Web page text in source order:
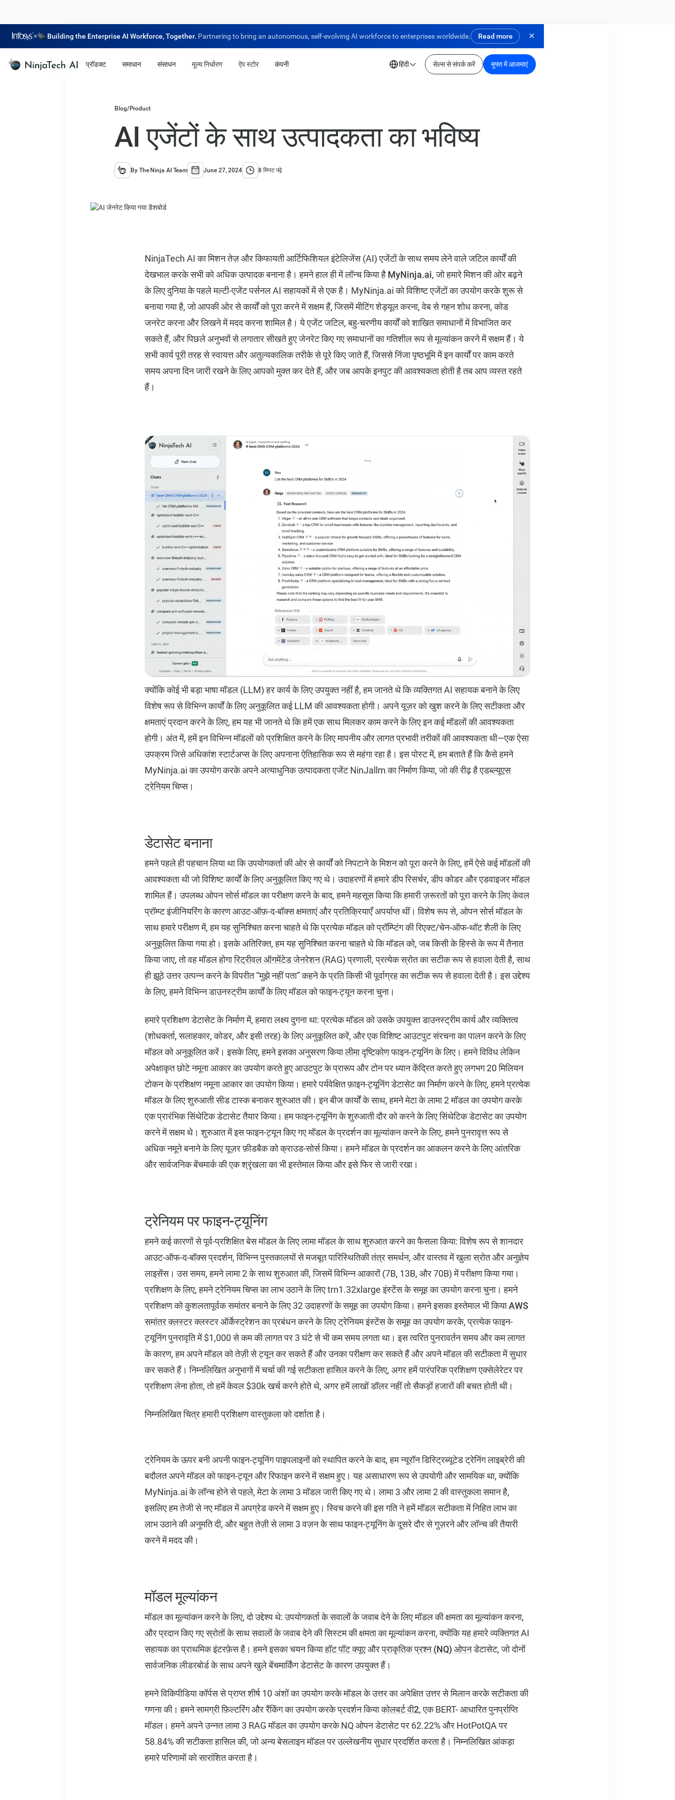
× Building the Enterprise AI Workforce, Together. Partnering to bring an autonomous, self-evolving AI workforce to enterprises worldwide. Read more ✕
प्रॉडक्ट समाधान संसाधन मूल्य निर्धारण ऐप स्टोर कंपनी हिंदी सेल्स से संपर्क करें मुफ्त में आजमाएं
Blog/Product
AI एजेंटों के साथ उत्पादकता का भविष्य
By The Ninja AI Team June 27, 2024 8 मिनट पढ़े
NinjaTech AI का मिशन तेज़ और किफायती आर्टिफिशियल इंटेलिजेंस (AI) एजेंटों के साथ समय लेने वाले जटिल कार्यों की
देखभाल करके सभी को अधिक उत्पादक बनाना है। हमने हाल ही में लॉन्च किया है MyNinja.ai, जो हमारे मिशन की ओर बढ़ने
के लिए दुनिया के पहले मल्टी-एजेंट पर्सनल AI सहायकों में से एक है। MyNinja.ai को विशिष्ट एजेंटों का उपयोग करके शुरू से
बनाया गया है, जो आपकी ओर से कार्यों को पूरा करने में सक्षम हैं, जिसमें मीटिंग शेड्यूल करना, वेब से गहन शोध करना, कोड
जनरेट करना और लिखने में मदद करना शामिल है। ये एजेंट जटिल, बहु-चरणीय कार्यों को शाखित समाधानों में विभाजित कर
सकते हैं, और पिछले अनुभवों से लगातार सीखते हुए जेनरेट किए गए समाधानों का गतिशील रूप से मूल्यांकन करने में सक्षम हैं। ये
सभी कार्य पूरी तरह से स्वायत्त और अतुल्यकालिक तरीके से पूरे किए जाते हैं, जिससे निंजा पृष्ठभूमि में इन कार्यों पर काम करते
समय अपना दिन जारी रखने के लिए आपको मुक्त कर देते हैं, और जब आपके इनपुट की आवश्यकता होती है तब आप व्यस्त रहते
हैं।
क्योंकि कोई भी बड़ा भाषा मॉडल (LLM) हर कार्य के लिए उपयुक्त नहीं है, हम जानते थे कि व्यक्तिगत AI सहायक बनाने के लिए
विशेष रूप से विभिन्न कार्यों के लिए अनुकूलित कई LLM की आवश्यकता होगी। अपने यूज़र को खुश करने के लिए सटीकता और
क्षमताएं प्रदान करने के लिए, हम यह भी जानते थे कि हमें एक साथ मिलकर काम करने के लिए इन कई मॉडलों की आवश्यकता
होगी। अंत में, हमें इन विभिन्न मॉडलों को प्रशिक्षित करने के लिए मापनीय और लागत प्रभावी तरीकों की आवश्यकता थी—एक ऐसा
उपक्रम जिसे अधिकांश स्टार्टअप्स के लिए अपनाना ऐतिहासिक रूप से महंगा रहा है। इस पोस्ट में, हम बताते हैं कि कैसे हमने
MyNinja.ai का उपयोग करके अपने अत्याधुनिक उत्पादकता एजेंट NinJallm का निर्माण किया, जो की रीढ़ हैएडब्ल्यूएस
ट्रेनियमचिप्स।
डेटासेट बनाना
हमने पहले ही पहचान लिया था कि उपयोगकर्ता की ओर से कार्यों को निपटाने के मिशन को पूरा करने के लिए, हमें ऐसे कई मॉडलों की
आवश्यकता थी जो विशिष्ट कार्यों के लिए अनुकूलित किए गए थे। उदाहरणों में हमारे डीप रिसर्चर, डीप कोडर और एडवाइजर मॉडल
शामिल हैं। उपलब्ध ओपन सोर्स मॉडल का परीक्षण करने के बाद, हमने महसूस किया कि हमारी ज़रूरतों को पूरा करने के लिए केवल
प्रॉम्प्ट इंजीनियरिंग के कारण आउट-ऑफ़-द-बॉक्स क्षमताएं और प्रतिक्रियाएँ अपर्याप्त थीं। विशेष रूप से, ओपन सोर्स मॉडल के
साथ हमारे परीक्षण में, हम यह सुनिश्चित करना चाहते थे कि प्रत्येक मॉडल को प्रॉम्प्टिंग की रिएक्ट/चेन-ऑफ-थॉट शैली के लिए
अनुकूलित किया गया हो। इसके अतिरिक्त, हम यह सुनिश्चित करना चाहते थे कि मॉडल को, जब किसी के हिस्से के रूप में तैनात
किया जाए, तो वह मॉडल होगारिट्रीवल ऑगमेंटेड जेनरेशन(RAG) प्रणाली, प्रत्येक स्रोत का सटीक रूप से हवाला देती है, साथ
ही झूठे उत्तर उत्पन्न करने के विपरीत “मुझे नहीं पता” कहने के प्रति किसी भी पूर्वाग्रह का सटीक रूप से हवाला देती है। इस उद्देश्य
के लिए, हमने विभिन्न डाउनस्ट्रीम कार्यों के लिए मॉडल को फाइन-ट्यून करना चुना।
हमारे प्रशिक्षण डेटासेट के निर्माण में, हमारा लक्ष्य दुगना था: प्रत्येक मॉडल को उसके उपयुक्त डाउनस्ट्रीम कार्य और व्यक्तित्व
(शोधकर्ता, सलाहकार, कोडर, और इसी तरह) के लिए अनुकूलित करें, और एक विशिष्ट आउटपुट संरचना का पालन करने के लिए
मॉडल को अनुकूलित करें। इसके लिए, हमने इसका अनुसरण कियालीमा दृष्टिकोणफाइन-ट्यूनिंग के लिए। हमने विविध लेकिन
अपेक्षाकृत छोटे नमूना आकार का उपयोग करते हुए आउटपुट के प्रारूप और टोन पर ध्यान केंद्रित करते हुए लगभग 20 मिलियन
टोकन के प्रशिक्षण नमूना आकार का उपयोग किया। हमारे पर्यवेक्षित फ़ाइन-ट्यूनिंग डेटासेट का निर्माण करने के लिए, हमने प्रत्येक
मॉडल के लिए शुरुआती सीड टास्क बनाकर शुरुआत की। इन बीज कार्यों के साथ, हमने मेटा के लामा 2 मॉडल का उपयोग करके
एक प्रारंभिक सिंथेटिक डेटासेट तैयार किया। हम फाइन-ट्यूनिंग के शुरुआती दौर को करने के लिए सिंथेटिक डेटासेट का उपयोग
करने में सक्षम थे। शुरुआत में इस फाइन-ट्यून किए गए मॉडल के प्रदर्शन का मूल्यांकन करने के लिए, हमने पुनरावृत्त रूप से
अधिक नमूने बनाने के लिए यूज़र फ़ीडबैक को क्राउड-सोर्स किया। हमने मॉडल के प्रदर्शन का आकलन करने के लिए आंतरिक
और सार्वजनिक बेंचमार्क की एक श्रृंखला का भी इस्तेमाल किया और इसे फिर से जारी रखा।
ट्रेनियम पर फाइन-ट्यूनिंग
हमने कई कारणों से पूर्व-प्रशिक्षित बेस मॉडल के लिए लामा मॉडल के साथ शुरुआत करने का फैसला किया: विशेष रूप से शानदार
आउट-ऑफ-द-बॉक्स प्रदर्शन, विभिन्न पुस्तकालयों से मजबूत पारिस्थितिकी तंत्र समर्थन, और वास्तव में खुला स्रोत और अनुज्ञेय
लाइसेंस। उस समय, हमने लामा 2 के साथ शुरुआत की, जिसमें विभिन्न आकारों (7B, 13B, और 70B) में परीक्षण किया गया।
प्रशिक्षण के लिए, हमने ट्रेनियम चिप्स का लाभ उठाने के लिए trn1.32xlarge इंस्टेंस के समूह का उपयोग करना चुना। हमने
प्रशिक्षण को कुशलतापूर्वक समांतर बनाने के लिए 32 उदाहरणों के समूह का उपयोग किया। हमने इसका इस्तेमाल भी कियाAWS
समांतर क्लस्टरक्लस्टर ऑर्केस्ट्रेशन का प्रबंधन करने के लिए ट्रेनियम इंस्टेंस के समूह का उपयोग करके, प्रत्येक फाइन-
ट्यूनिंग पुनरावृति में $1,000 से कम की लागत पर 3 घंटे से भी कम समय लगता था। इस त्वरित पुनरावर्तन समय और कम लागत
के कारण, हम अपने मॉडल को तेज़ी से ट्यून कर सकते हैं और उनका परीक्षण कर सकते हैं और अपने मॉडल की सटीकता में सुधार
कर सकते हैं। निम्नलिखित अनुभागों में चर्चा की गई सटीकता हासिल करने के लिए, अगर हमें पारंपरिक प्रशिक्षण एक्सेलेरेटर पर
प्रशिक्षण लेना होता, तो हमें केवल $30k खर्च करने होते थे, अगर हमें लाखों डॉलर नहीं तो सैकड़ों हजारों की बचत होती थी।
निम्नलिखित चित्र हमारी प्रशिक्षण वास्तुकला को दर्शाता है।
ट्रेनियम के ऊपर बनी अपनी फाइन-ट्यूनिंग पाइपलाइनों को स्थापित करने के बाद, हम न्यूरॉन डिस्ट्रिब्यूटेड ट्रेनिंग लाइब्रेरी की
बदौलत अपने मॉडल को फाइन-ट्यून और रिफाइन करने में सक्षम हुए। यह असाधारण रूप से उपयोगी और सामयिक था, क्योंकि
MyNinja.ai के लॉन्च होने से पहले, मेटा के लामा 3 मॉडल जारी किए गए थे। लामा 3 और लामा 2 की वास्तुकला समान है,
इसलिए हम तेजी से नए मॉडल में अपग्रेड करने में सक्षम हुए। स्विच करने की इस गति ने हमें मॉडल सटीकता में निहित लाभ का
लाभ उठाने की अनुमति दी, और बहुत तेज़ी से लामा 3 वज़न के साथ फाइन-ट्यूनिंग के दूसरे दौर से गुज़रने और लॉन्च की तैयारी
करने में मदद की।
मॉडल मूल्यांकन
मॉडल का मूल्यांकन करने के लिए, दो उद्देश्य थे: उपयोगकर्ता के सवालों के जवाब देने के लिए मॉडल की क्षमता का मूल्यांकन करना,
और प्रदान किए गए स्रोतों के साथ सवालों के जवाब देने की सिस्टम की क्षमता का मूल्यांकन करना, क्योंकि यह हमारे व्यक्तिगत AI
सहायक का प्राथमिक इंटरफ़ेस है। हमने इसका चयन कियाहॉट पॉट क्यूएऔरप्राकृतिक प्रश्न (NQ) ओपनडेटासेट, जो दोनों
सार्वजनिक लीडरबोर्ड के साथ अपने खुले बेंचमार्किंग डेटासेट के कारण उपयुक्त हैं।
हमने विकिपीडिया कॉर्पस से प्राप्त शीर्ष 10 अंशों का उपयोग करके मॉडल के उत्तर का अपेक्षित उत्तर से मिलान करके सटीकता की
गणना की। हमने सामग्री फ़िल्टरिंग और रैंकिंग का उपयोग करके प्रदर्शन कियाकोलबर्ट वी2, एक BERT- आधारित पुनर्प्राप्ति
मॉडल। हमने अपने उन्नत लामा 3 RAG मॉडल का उपयोग करके NQ ओपन डेटासेट पर 62.22% और HotPotQA पर
58.84% की सटीकता हासिल की, जो अन्य बेसलाइन मॉडल पर उल्लेखनीय सुधार प्रदर्शित करता है। निम्नलिखित आंकड़ा
हमारे परिणामों को सारांशित करता है।